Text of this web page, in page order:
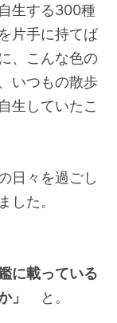
生する300種
片手に持てば
、こんな色の
いつもの散歩
生していたこ
日々を過ごし
した。
に載っている
」
と。